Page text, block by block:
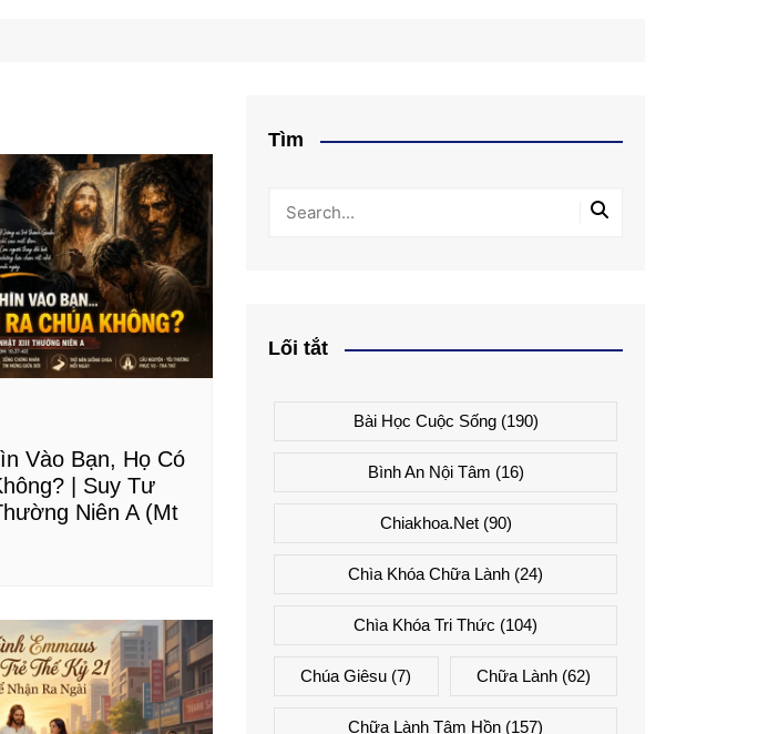
Vào Bạn, Họ Có
| Suy Tư
Niên A (Mt
Tìm
Lối tắt
Bài Học Cuộc Sống(190)
Bình An Nội Tâm (16)
Chiakhoa.net(90)
Chìa Khóa Chữa Lành (24)
Chìa Khóa Tri Thức (104)
Chúa Giêsu (7) Chữa Lành(62)
Chữa Lành Tâm Hồn (157)